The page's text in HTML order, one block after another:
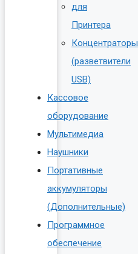
для
Принтера
Концентраторы
(разветвители
USB)
Кассовое
оборудование
Мультимедиа
Наушники
Портативные
аккумуляторы
(Дополнительные)
Программное
обеспечение